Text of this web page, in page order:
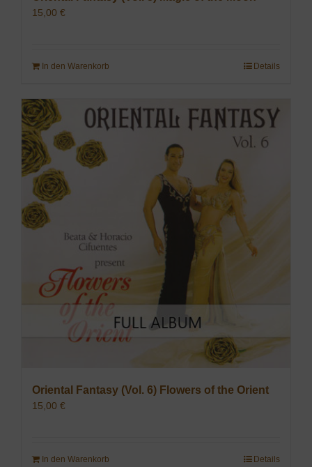
15,00 €
In den Warenkorb Details
Oriental Fantasy (Vol. 6) Flowers of the Orient
15,00 €
In den Warenkorb Details